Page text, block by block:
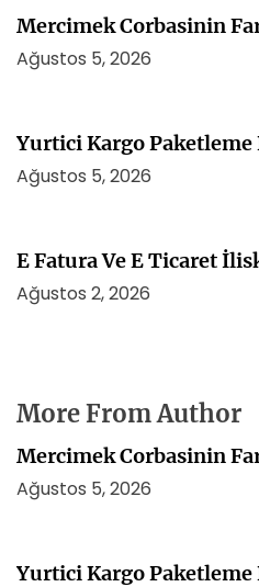
Mercimek Corbasinin
Ağustos 5, 2026
Yurtici Kargo
Ağustos 5, 2026
E Fatura Ve E Ticaret
Ağustos 2, 2026
More From Author
Mercimek Corbasinin
Ağustos 5, 2026
Yurtici Kargo